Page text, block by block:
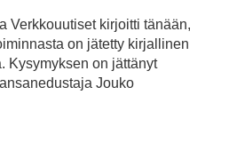
Verkkouutiset kirjoitti tänään,
on jätetty kirjallinen
Kysymyksen on jättänyt
Jouko